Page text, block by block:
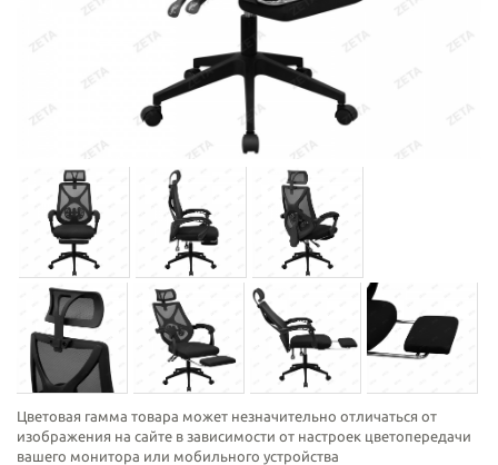
Цветовая гамма товара может незначительно отличаться от
изображения на сайте в зависимости от настроек цветопередачи
вашего монитора или мобильного устройства